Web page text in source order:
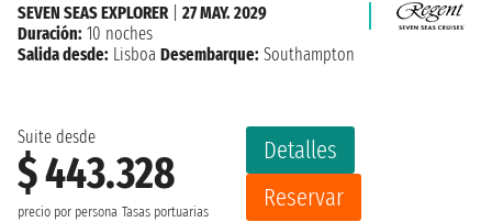
Suite desde
$ 443.328
precio por persona Tasas portuarias
Detalles
Reservar
SEVEN SEAS EXPLORER
27 MAY. 2029
Duración: 10 noches
Salida desde: Lisboa Desembarque: Southampton